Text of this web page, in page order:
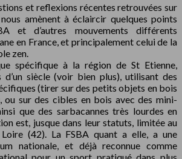
et reflexions récentes retrouvées sur
amènent à éclaircir quelques points
et d’autres mouvements différents
en France, et principalement celui de la
zen.
spécifique à la région de St Etienne,
d’un siècle (voir bien plus), utilisant des
(tirer sur des petits objets en bois
ou sur des cibles en bois avec des mini-
que des sarbacannes très lourdes en
est, jusque dans leur statuts, limitée au
(42). La FSBA quant a elle, a une
nationale, et déjà reconnue comme